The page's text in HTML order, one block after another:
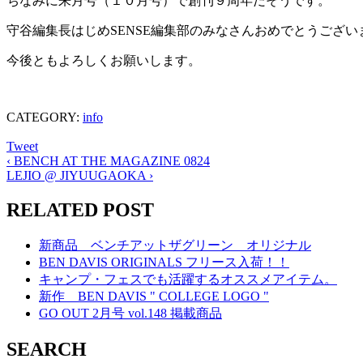
守谷編集長はじめSENSE編集部のみなさんおめでとうござい
今後ともよろしくお願いします。
CATEGORY: info
Tweet
‹ BENCH AT THE MAGAZINE 0824
LEJIO @ JIYUUGAOKA ›
RELATED POST
新商品 ベンチアットザグリーン オリジナル
BEN DAVIS ORIGINALS フリース入荷！！
キャンプ・フェスでも活躍するオススメアイテム。
新作 BEN DAVIS " COLLEGE LOGO "
GO OUT 2月号 vol.148 掲載商品
SEARCH